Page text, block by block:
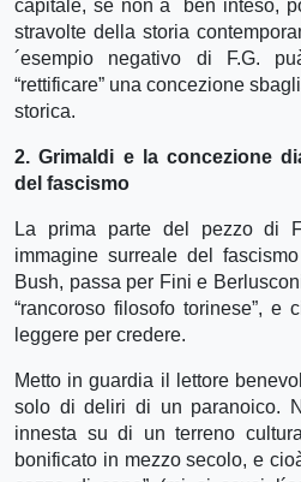
capitale, se non à¨ ben inteso,
stravolte della storia
´esempio negativo di F.G.
“rettificare” una concezione
storica.
2. Grimaldi e la concezione
del fascismo
La prima parte del pezzo di
immagine surreale del
Bush, passa per Fini e
“rancoroso filosofo torinese”, e
leggere per credere.
Metto in guardia il lettore
solo di deliri di un paranoico.
innesta su di un terreno
bonificato in mezzo secolo, e